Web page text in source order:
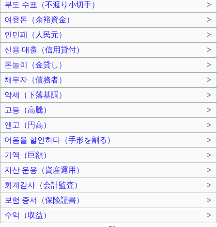
부도 수표（不渡り小切手）
>
여윳돈（余裕資金）
>
인민폐（人民元）
>
신용 대출（信用貸付）
>
돈놀이（金貸し）
>
채무자（債務者）
>
약세（下落基調）
>
고등（高騰）
>
엔고（円高）
>
어음을 할인하다（手形を割る）
>
거액（巨額）
>
자산 운용（資産運用）
>
회계감사（会計監査）
>
보험 증서（保険証書）
>
수익（収益）
>